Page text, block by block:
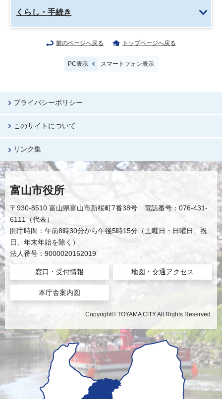
くらし・手続き
前のページへ戻る トップページへ戻る
PC表示 スマートフォン表示
プライバシーポリシー
このサイトについて
リンク集
富山市役所
〒930-8510 富山県富山市新桜町7番38号 電話番号：076-431-
6111（代表）
開庁時間：午前8時30分から午後5時15分（土曜日・日曜日、祝
日、年末年始を除く）
法人番号：9000020162019
窓口・受付情報 地図・交通アクセス
本庁舎案内図
Copyright© TOYAMA CITY All Rights Reserved.